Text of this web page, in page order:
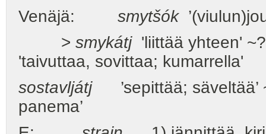
Venäjä: smytšók
> smykátj'liittää yhteen'
'taivuttaa, sovittaa; kumarrella'
sostavljátj’sepittää; säveltää’
panema’